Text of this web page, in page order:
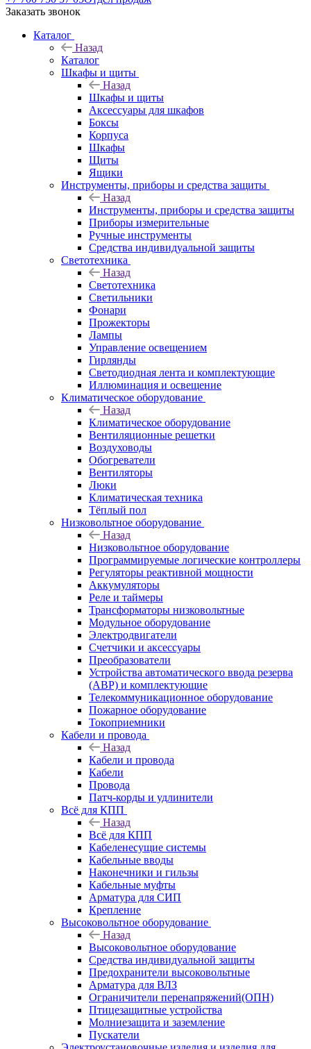
Заказать звонок
Каталог
Назад
Каталог
Шкафы и щиты
Назад
Шкафы и щиты
Аксессуары для шкафов
Боксы
Корпуса
Шкафы
Щиты
Ящики
Инструменты, приборы и средства защиты
Назад
Инструменты, приборы и средства защиты
Приборы измерительные
Ручные инструменты
Средства индивидуальной защиты
Светотехника
Назад
Светотехника
Светильники
Фонари
Прожекторы
Лампы
Управление освещением
Гирлянды
Светодиодная лента и комплектующие
Иллюминация и освещение
Климатическое оборудование
Назад
Климатическое оборудование
Вентиляционные решетки
Воздуховоды
Обогреватели
Вентиляторы
Люки
Климатическая техника
Тёплый пол
Низковольтное оборудование
Назад
Низковольтное оборудование
Программируемые логические контроллеры
Регуляторы реактивной мощности
Аккумуляторы
Реле и таймеры
Трансформаторы низковольтные
Модульное оборудование
Электродвигатели
Счетчики и аксессуары
Преобразователи
Устройства автоматического ввода резерва
(АВР) и комплектующие
Телекоммуникационное оборудование
Пожарное оборудование
Токоприемники
Кабели и провода
Назад
Кабели и провода
Кабели
Провода
Патч-корды и удлинители
Всё для КПП
Назад
Всё для КПП
Кабеленесущие системы
Кабельные вводы
Наконечники и гильзы
Кабельные муфты
Арматура для СИП
Крепление
Высоковольтное оборудование
Назад
Высоковольтное оборудование
Средства индивидуальной защиты
Предохранители высоковольтные
Арматура для ВЛЗ
Ограничители перенапряжений(ОПН)
Птицезащитные устройства
Молниезащита и заземление
Пускатели